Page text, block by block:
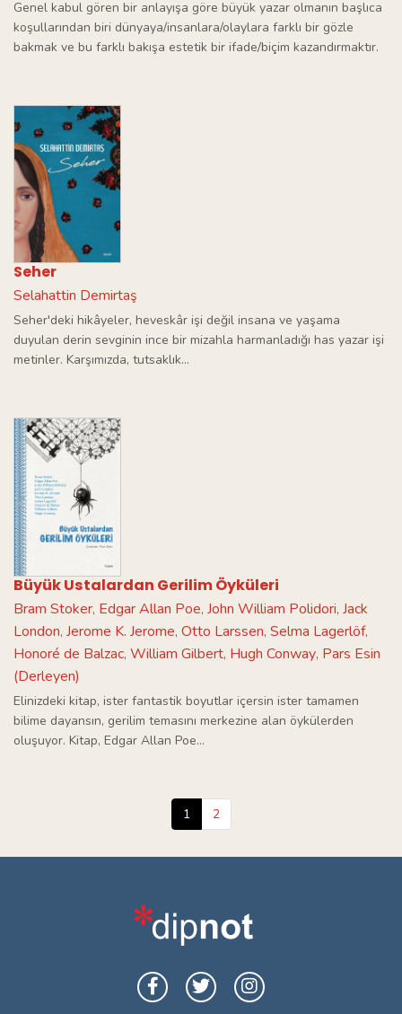
Genel kabul gören bir anlayışa göre büyük yazar olmanın başlıca
koşullarından biri dünyaya/insanlara/olaylara farklı bir gözle
bakmak ve bu farklı bakışa estetik bir ifade/biçim kazandırmaktır.
Seher
Selahattin Demirtaş
Seher'deki hikâyeler, heveskâr işi değil insana ve yaşama
duyulan derin sevginin ince bir mizahla harmanladığı has yazar işi
metinler. Karşımızda, tutsaklık...
Büyük Ustalardan Gerilim Öyküleri
Bram Stoker, Edgar Allan Poe, John William Polidori, Jack
London, Jerome K. Jerome, Otto Larssen, Selma Lagerlöf,
Honoré de Balzac, William Gilbert, Hugh Conway, Pars Esin
(Derleyen)
Elinizdeki kitap, ister fantastik boyutlar içersin ister tamamen
bilime dayansın, gerilim temasını merkezine alan öykülerden
oluşuyor. Kitap, Edgar Allan Poe...
1 2